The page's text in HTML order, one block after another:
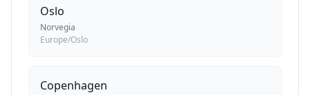
Oslo
Norvegia
Europe/Oslo
Copenhagen